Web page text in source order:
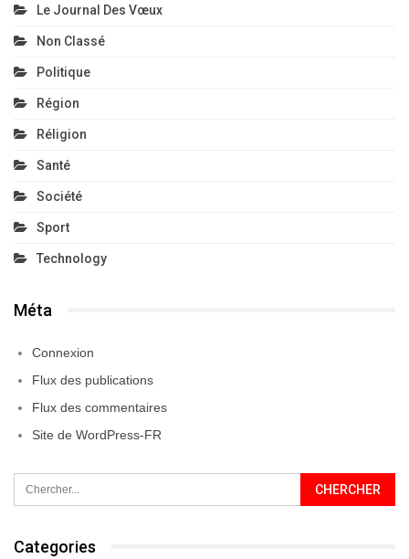
Le Journal Des Vœux
Non Classé
Politique
Région
Réligion
Santé
Société
Sport
Technology
Méta
Connexion
Flux des publications
Flux des commentaires
Site de WordPress-FR
Categories